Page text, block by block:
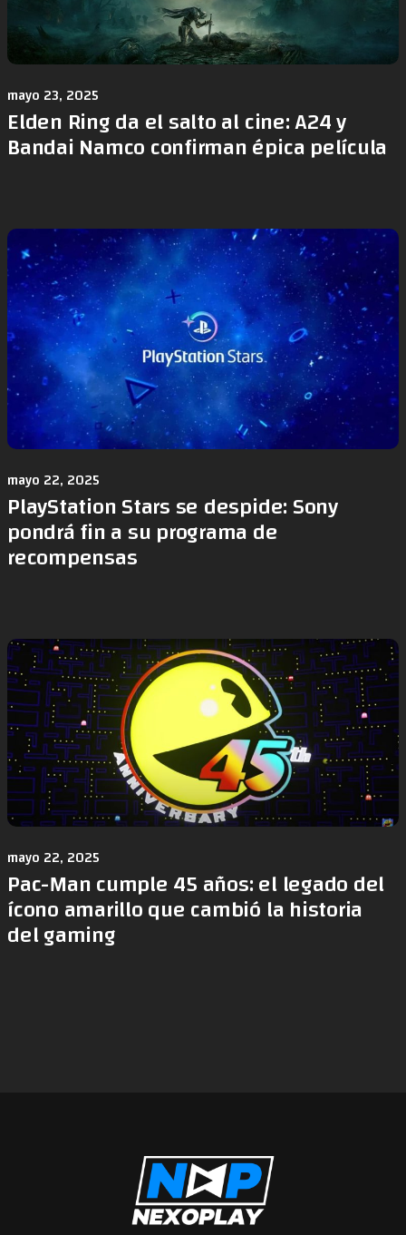
mayo 23, 2025
Elden Ring da el salto al cine: A24 y
Bandai Namco confirman épica película
mayo 22, 2025
PlayStation Stars se despide: Sony
pondrá fin a su programa de
recompensas
mayo 22, 2025
Pac-Man cumple 45 años: el legado del
ícono amarillo que cambió la historia
del gaming